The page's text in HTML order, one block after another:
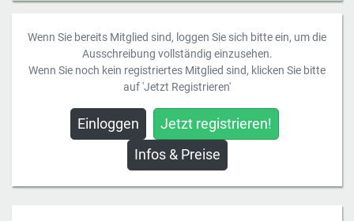
Wenn Sie bereits Mitglied sind, loggen Sie sich bitte ein, um die
Ausschreibung vollständig einzusehen.
Wenn Sie noch kein registriertes Mitglied sind, klicken Sie bitte
auf 'Jetzt Registrieren'
Einloggen
Jetzt registrieren!
Infos & Preise